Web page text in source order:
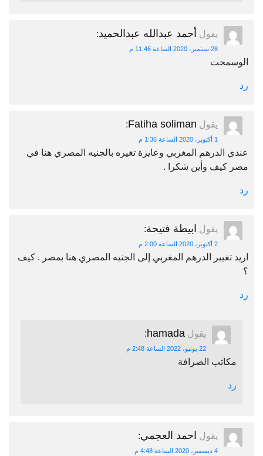
يقول أحمد عبدالله عبدالحميد:
28 سبتمبر، 2020 الساعة 11:46 م
الوسمحت
رد
يقول Fatiha soliman
:
1 أكتوبر، 2020 الساعة 1:36 م
عندي الدرهم المغربي وعايزة تغيره بالجنيه المصري هنا في
مصر كيف وأين شكرا .
رد
يقول ابيطة فتيحة:
2 أكتوبر، 2020 الساعة 2:00 م
اريد تغيير الدرهم المغربي إلى الجنيه المصري هنا بمصر . كيف
؟
رد
يقول hamada
:
22 يونيو، 2022 الساعة 2:48 م
مكاتب الصرافة
رد
يقول احمد العجمي:
4 ديسمبر، 2020 الساعة 4:48 م